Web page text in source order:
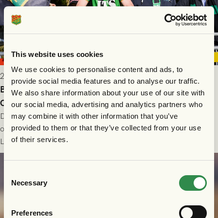
This website uses cookies
We use cookies to personalise content and ads, to
provide social media features and to analyse our traffic.
We also share information about your use of our site with
our social media, advertising and analytics partners who
may combine it with other information that you’ve
provided to them or that they’ve collected from your use
of their services.
Selection
Necessary
Preferences
2026-08-07 10:11
Biljettinformation: Husqvarna FF - GAIS i Svenska
Cupen 27/8
Det är dags för GAIS att gå in i Svenska Cupen 2026/2027,
och vi gör det med en bortamatch mot division 2-laget
Husqvarna FF. Häng med och stötta grönsvart på plats!
Läs mer